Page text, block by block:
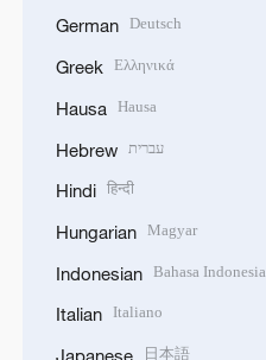
German Deutsch
Greek Ελληνικά
Hausa Hausa
Hebrew עברית
Hindi हिन्दी
Hungarian Magyar
Indonesian Bahasa Indonesia
Italian Italiano
Japanese 日本語